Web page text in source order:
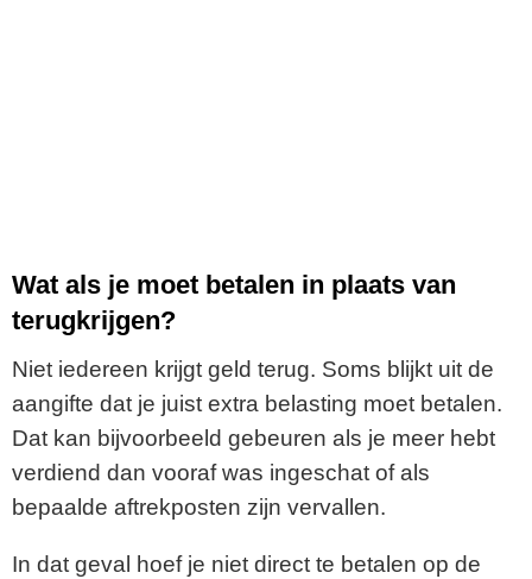
Wat als je moet betalen in plaats van
terugkrijgen?
Niet iedereen krijgt geld terug. Soms blijkt uit de
aangifte dat je juist extra belasting moet betalen.
Dat kan bijvoorbeeld gebeuren als je meer hebt
verdiend dan vooraf was ingeschat of als
bepaalde aftrekposten zijn vervallen.
In dat geval hoef je niet direct te betalen op de